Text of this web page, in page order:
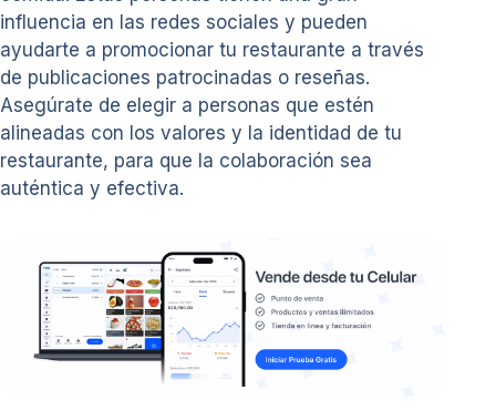
influencia en las redes sociales y pueden
ayudarte a promocionar tu restaurante a través
de publicaciones patrocinadas o reseñas.
Asegúrate de elegir a personas que estén
alineadas con los valores y la identidad de tu
restaurante, para que la colaboración sea
auténtica y efectiva.